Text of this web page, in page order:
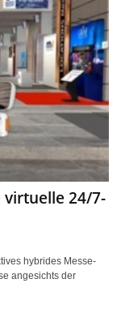
virtuelle 24/7-
hybrides Messe-
angesichts der